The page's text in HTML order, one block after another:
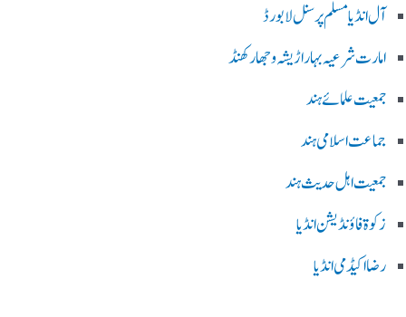
آل انڈیا مسلم پرسنل لا بورڈ
امارت شرعیہ بہار اڑیشہ و جھارکھنڈ
جمعیت علمائے ہند
جماعت اسلامی ہند
جمعیت اہل حدیث ہند
زکوۃ فاؤنڈیشن انڈیا
رضا اکیڈمی انڈیا